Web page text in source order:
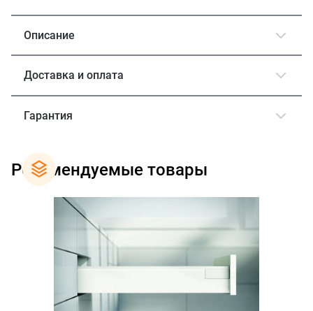
Описание
Доставка и оплата
Гарантия
Рекомендуемые товары